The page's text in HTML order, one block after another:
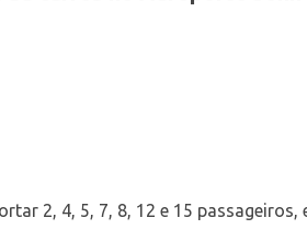
2, 4, 5, 7, 8, 12 e 15 passageiros,